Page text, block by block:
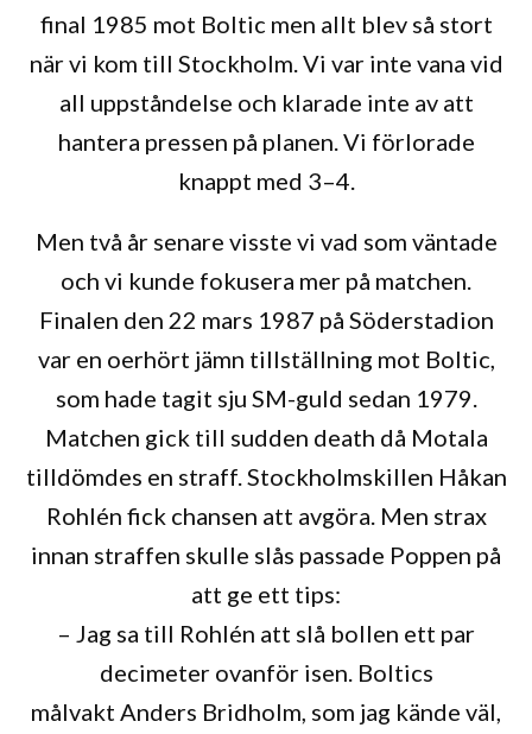
final 1985 mot Boltic men allt blev så stort
när vi kom till Stockholm. Vi var inte vana vid
all uppståndelse och klarade inte av att
hantera pressen på planen. Vi förlorade
knappt med 3–4.
Men två år senare visste vi vad som väntade
och vi kunde fokusera mer på matchen.
Finalen den 22 mars 1987 på Söderstadion
var en oerhört jämn tillställning mot Boltic,
som hade tagit sju SM-guld sedan 1979.
Matchen gick till sudden death då Motala
tilldömdes en straff. Stockholmskillen Håkan
Rohlén fick chansen att avgöra. Men strax
innan straffen skulle slås passade Poppen på
att ge ett tips:
– Jag sa till Rohlén att slå bollen ett par
decimeter ovanför isen. Boltics
målvakt Anders Bridholm, som jag kände väl,